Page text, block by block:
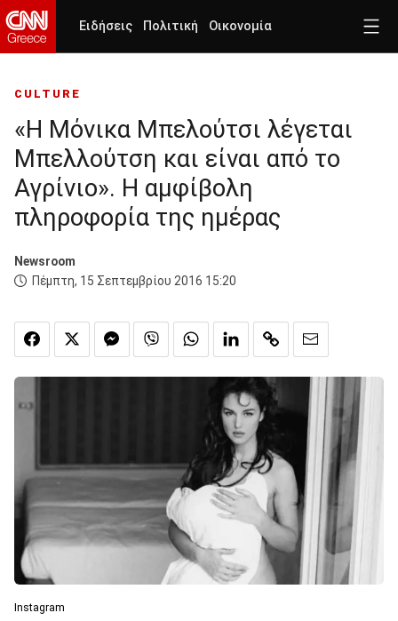
Ειδήσεις Πολιτική Οικονομία
CULTURE
«Η Mόνικα Μπελούτσι λέγεται
Μπελλούτση και είναι από το
Αγρίνιο». Η αμφίβολη
πληροφορία της ημέρας
Newsroom
Πέμπτη, 15 Σεπτεμβρίου 2016 15:20
Instagram